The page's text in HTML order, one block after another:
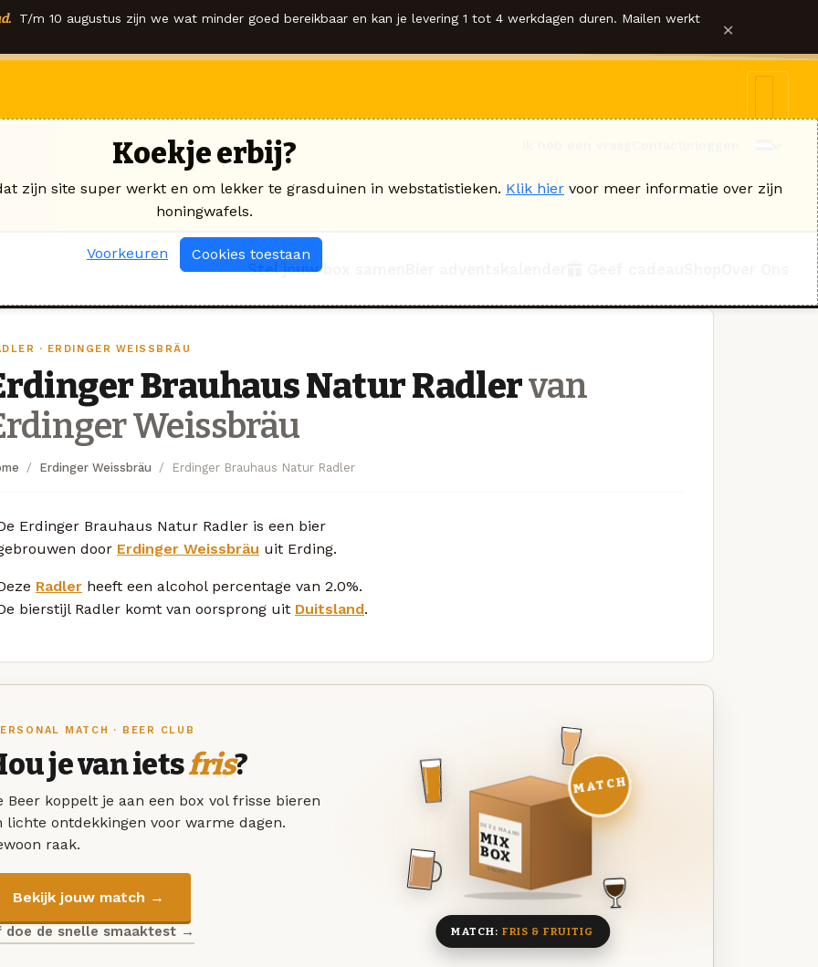
T/m 10 augustus zijn we wat minder goed bereikbaar en kan je levering 1 tot 4 werkdagen duren. Mailen werkt ×
Stel jouw box samen
· ERDINGER WEISSBRÄU
Brauhaus Natur Radlervan
Weissbräu
Erdinger Weissbräu Erdinger Brauhaus Natur Radler
Erdinger Brauhaus Natur Radler is een bier
door Erdinger Weissbräu uit Erding.
Radler heeft een alcohol percentage van 2.0%.
bierstijl Radler komt van oorsprong uit Duitsland.
MATCH · BEER CLUB
je van ietsfris?
Beer koppelt je aan een box vol frisse bieren
lichte ontdekkingen voor warme dagen.
raak.
Bekijk jouw match →
doe de snelle smaaktest →
DEZE MAAND
MIX
BOX
8 BIEREN
MATCH
MATCH: FRIS & FRUITIG
Koekje erbij?
zijn site super werkt en om lekker te grasduinen in webstatistieken. Klik hier voor meer informatie over zijn
honingwafels.
Voorkeuren Cookies toestaan